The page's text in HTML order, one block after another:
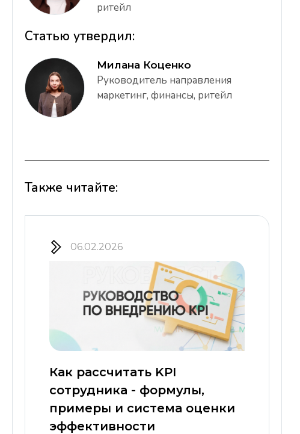
ритейл
Статью утвердил:
Милана Коценко
Руководитель направления
маркетинг, финансы, ритейл
Также читайте:
06.02.2026
Как рассчитать KPI
сотрудника - формулы,
примеры и система оценки
эффективности